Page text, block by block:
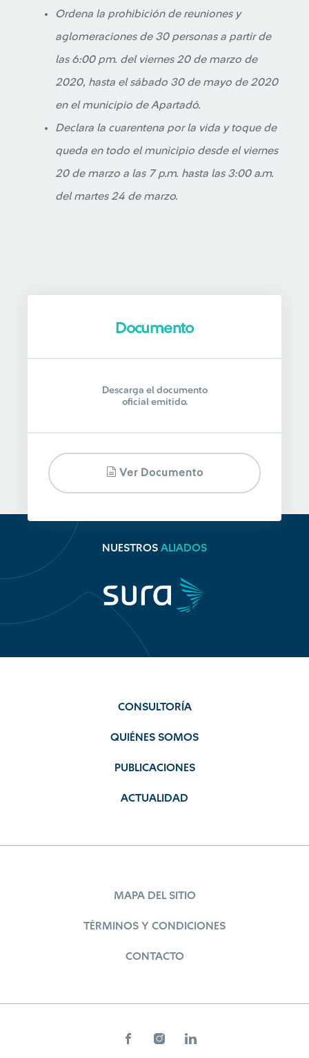
Ordena la prohibición de reuniones y
aglomeraciones de 30 personas a partir de
las 6:00 pm. del viernes 20 de marzo de
2020, hasta el sábado 30 de mayo de 2020
en el municipio de Apartadó.
Declara la cuarentena por la vida y toque de
queda en todo el municipio desde el viernes
20 de marzo a las 7 p.m. hasta las 3:00 a.m.
del martes 24 de marzo.
Documento
Descarga el documento
oficial emitido.
Ver Documento
NUESTROS ALIADOS
CONSULTORÍA
QUIÉNES SOMOS
PUBLICACIONES
ACTUALIDAD
MAPA DEL SITIO
TÉRMINOS Y CONDICIONES
CONTACTO